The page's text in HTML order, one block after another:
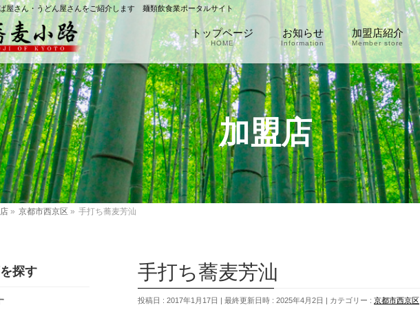
屋さん・うどん屋さんをご紹介します 麺類飲食業ポータルサイト
トップページ
HOME
お知らせ
Information
加盟店紹介
Member store
加盟店
» 京都市西京区 » 手打ち蕎麦芳汕
手打ち蕎麦芳汕
投稿日 : 2017年1月17日 最終更新日時 : 2025年4月2日 カテゴリー : 京都市西京区
探す